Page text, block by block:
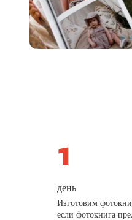
день
Изготовим
если фотокнига